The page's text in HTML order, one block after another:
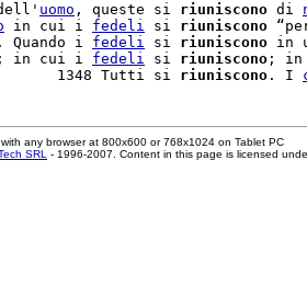
uomo , queste si riuniscono di
in cui i fedeli si riuniscono
. Quando i fedeli si riuniscono in
; in cui i fedeli si riuniscono ; in
1348 Tutti si riuniscono . I
any browser at 800x600 or 768x1024 on Tablet PC
SRL - 1996-2007. Content in this page is licensed